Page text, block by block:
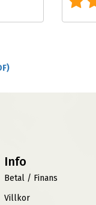
Info
Betal / Finans
Villkor